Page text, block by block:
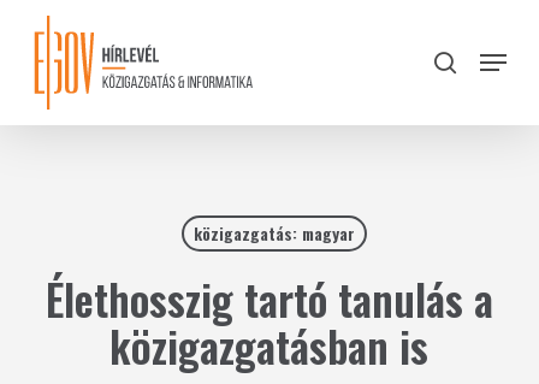
content
search
Menu
közigazgatás: magyar
Élethosszig tartó tanulás a
közigazgatásban is
Close